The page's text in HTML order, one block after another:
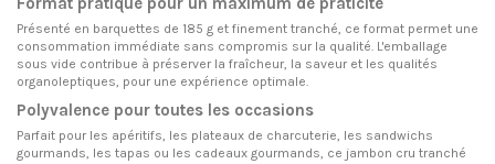
Présenté en barquettes de 185 g et finement tranché, ce format permet une
consommation immédiate sans compromis sur la qualité. L'emballage
sous vide contribue à préserver la fraîcheur, la saveur et les qualités
organoleptiques, pour une expérience optimale.
Polyvalence pour toutes les occasions
Parfait pour les apéritifs, les plateaux de charcuterie, les sandwichs
gourmands, les tapas ou les cadeaux gourmands, ce jambon cru tranché